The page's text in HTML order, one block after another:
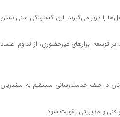
صادرات ایران طیفی از نسل‌ها را دربر می‌گیرند. این گستردگی سنی نشان
بر توسعه ابزارهای غیرحضوری، از تداوم اعتماد
سال ۱۴۰۳ بیش از ۲۰ هزار نیروی انسانی فعال داشت که ۶۴ درصد آنان در صف خدمت‌رسانی مستقیم به مشتریان